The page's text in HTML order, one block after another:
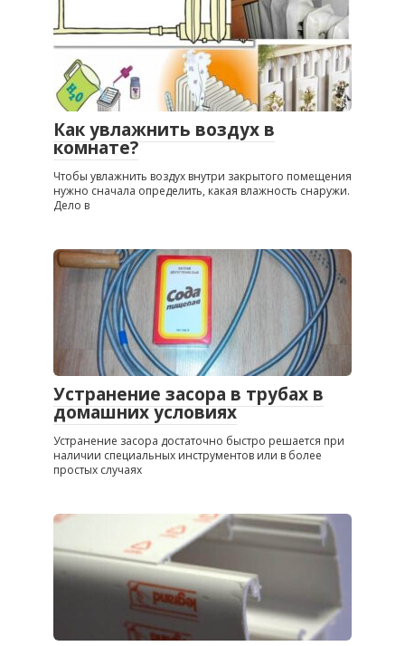
Как увлажнить воздух в
комнате?
Чтобы увлажнить воздух внутри закрытого помещения
нужно сначала определить, какая влажность снаружи.
Дело в
Устранение засора в трубах в
домашних условиях
Устранение засора достаточно быстро решается при
наличии специальных инструментов или в более
простых случаях